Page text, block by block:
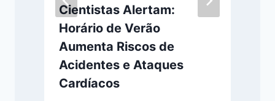
Cientistas Alertam:
Horário de Verão
Aumenta Riscos de
Acidentes e Ataques
Cardíacos